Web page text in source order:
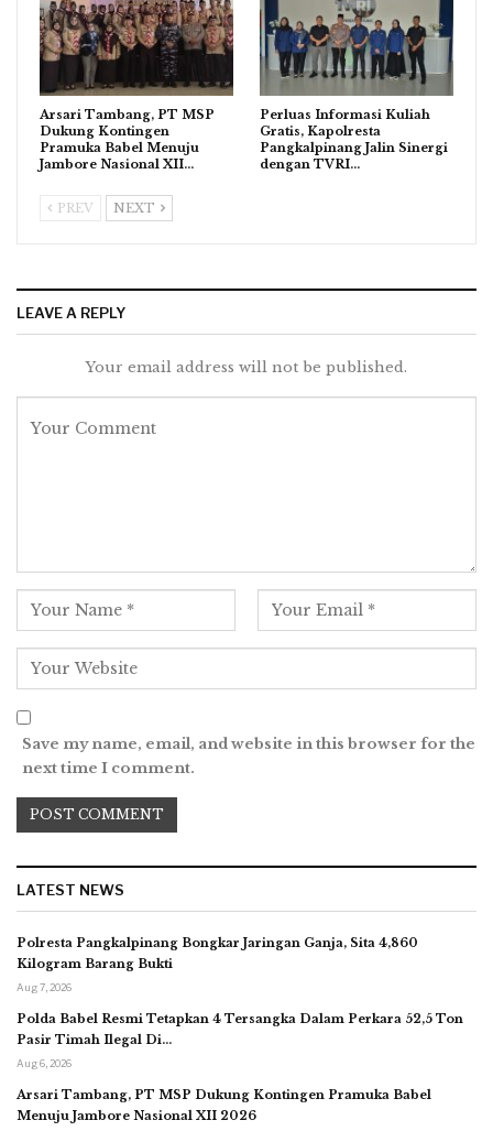
Arsari Tambang, PT MSP
Dukung Kontingen
Pramuka Babel Menuju
Jambore Nasional XII…
Perluas Informasi Kuliah
Gratis, Kapolresta
Pangkalpinang Jalin Sinergi
dengan TVRI…
PREV NEXT
LEAVE A REPLY
Your email address will not be published.
Save my name, email, and website in this browser for the
next time I comment.
LATEST NEWS
Polresta Pangkalpinang Bongkar Jaringan Ganja, Sita 4,860
Kilogram Barang Bukti
Aug 7, 2026
Polda Babel Resmi Tetapkan 4 Tersangka Dalam Perkara 52,5 Ton
Pasir Timah Ilegal Di…
Aug 6, 2026
Arsari Tambang, PT MSP Dukung Kontingen Pramuka Babel
Menuju Jambore Nasional XII 2026